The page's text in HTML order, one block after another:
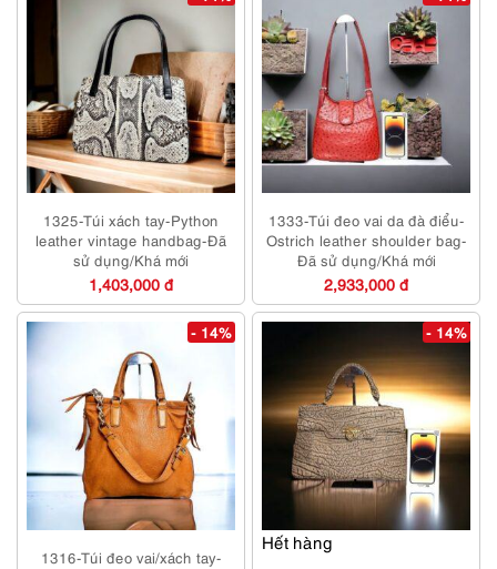
1325-Túi xách tay-Python
leather vintage handbag-Đã
sử dụng/Khá mới
1,403,000 đ
1333-Túi đeo vai da đà điểu-
Ostrich leather shoulder bag-
Đã sử dụng/Khá mới
2,933,000 đ
- 14%
1316-Túi đeo vai/xách tay-
Hết hàng
- 14%